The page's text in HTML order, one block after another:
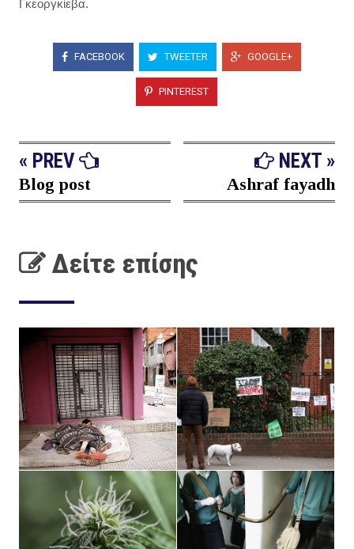
Γκεοργκίεβα.
FACEBOOK TWEETER GOOGLE+
PINTEREST
« PREV
Blog post
NEXT »
Ashraf fayadh
Δείτε επίσης